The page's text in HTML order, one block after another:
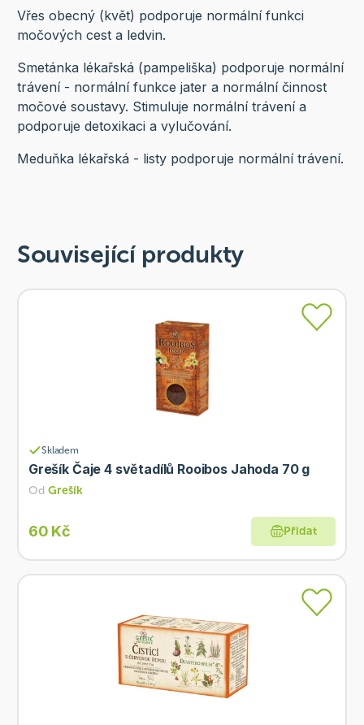
Vřes obecný (květ) podporuje normální funkci
močových cest a ledvin.
Smetánka lékařská (pampeliška) podporuje normální
trávení - normální funkce jater a normální činnost
močové soustavy. Stimuluje normální trávení a
podporuje detoxikaci a vylučování.
Meduňka lékařská - listy podporuje normální trávení.
Související produkty
Skladem
Grešík Čaje 4 světadílů Rooibos Jahoda 70 g
Od Grešík
60 Kč Přidat